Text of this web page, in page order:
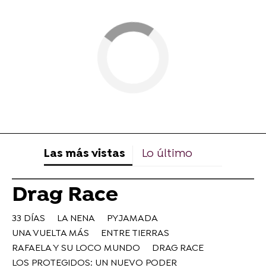
Las más vistas Lo último
Drag Race
33 DÍAS LA NENA
PYJAMADA
UNA VUELTA MÁS
ENTRE TIERRAS
RAFAELA Y SU LOCO MUNDO
DRAG RACE
LOS PROTEGIDOS: UN NUEVO PODER